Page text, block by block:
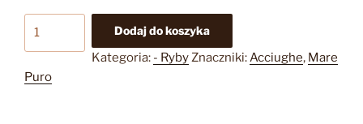
Acciughe
Dodaj do koszyka
Kategoria: - RybyZnaczniki:Acciughe, Mare
Puro